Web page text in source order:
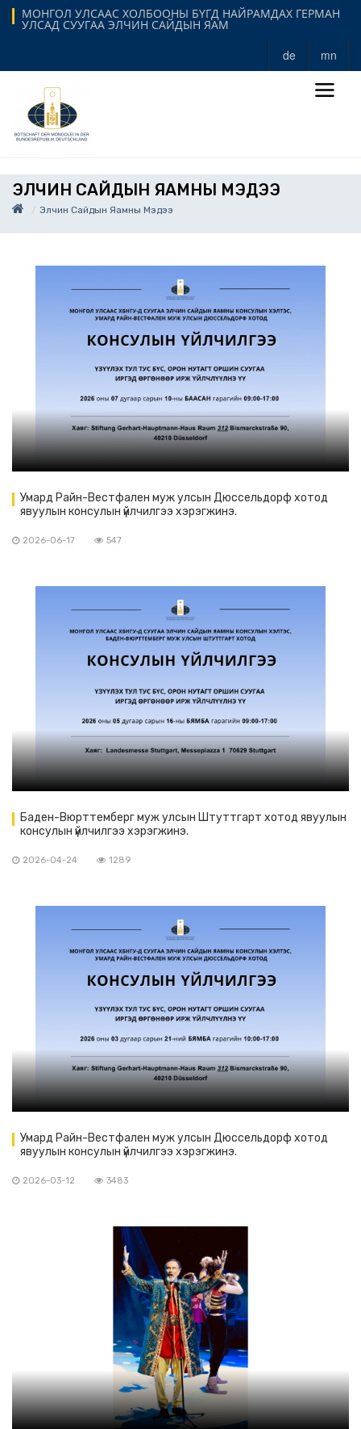
МОНГОЛ УЛСААС ХОЛБООНЫ БҮГД НАЙРАМДАХ ГЕРМАН
УЛСАД СУУГАА ЭЛЧИН САЙДЫН ЯАМ
de mn
ЭЛЧИН САЙДЫН ЯАМНЫ МЭДЭЭ
Элчин Сайдын Яамны Мэдээ
Умард Райн-Вестфален муж улсын Дюссельдорф хотод
явуулын консулын үйлчилгээ хэрэгжинэ.
2026-06-17 547
Баден-Вюрттемберг муж улсын Штуттгарт хотод явуулын
консулын үйлчилгээ хэрэгжинэ.
2026-04-24 1289
Умард Райн-Вестфален муж улсын Дюссельдорф хотод
явуулын консулын үйлчилгээ хэрэгжинэ.
2026-03-12 3483